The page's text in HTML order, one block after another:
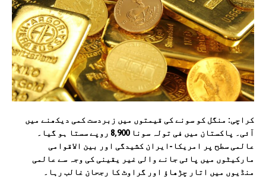
کراچی: منگل کو سونے کی قیمتوں میں زبردست کمی دیکھنے میں
آئی۔ پاکستان میں فی تولہ سونا 8,900 روپے سستا ہو گیا۔
عالمی سطح پر امریکا-ایران کشیدگی اور بین الاقوامی
مارکیٹوں میں پائی جانے والی غیر یقینی کی وجہ سے عالمی
منڈیوں میں اتار چڑھاؤ اور گراوٹ کا رجحان غالب رہا۔